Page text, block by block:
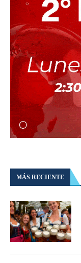
MÁS RECIENTE